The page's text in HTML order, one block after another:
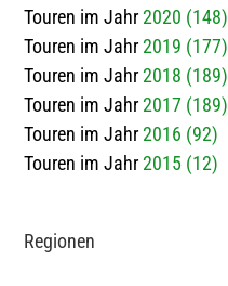
Touren im Jahr2020 (148)
Touren im Jahr2019 (177)
Touren im Jahr2018 (189)
Touren im Jahr2017 (189)
Touren im Jahr2016 (92)
Touren im Jahr2015 (12)
Regio­nen